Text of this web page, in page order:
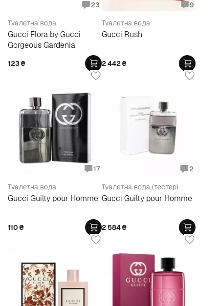
23
Туалетна вода
Gucci Flora by Gucci
Gorgeous Gardenia
123₴
9
Туалетна вода
Gucci Rush
2 442₴
17
Туалетна вода
Gucci Guilty pour Homme
110₴
2
Туалетна вода (тестер)
Gucci Guilty pour Homme
2 584₴